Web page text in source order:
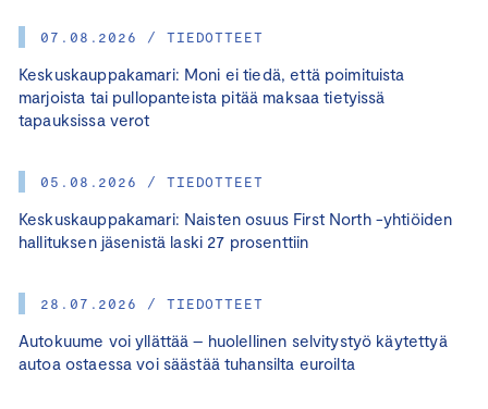
07.08.2026 / TIEDOTTEET
Keskuskauppakamari: Moni ei tiedä, että poimituista
marjoista tai pullopanteista pitää maksaa tietyissä
tapauksissa verot
05.08.2026 / TIEDOTTEET
Keskuskauppakamari: Naisten osuus First North -yhtiöiden
hallituksen jäsenistä laski 27 prosenttiin
28.07.2026 / TIEDOTTEET
Autokuume voi yllättää – huolellinen selvitystyö käytettyä
autoa ostaessa voi säästää tuhansilta euroilta